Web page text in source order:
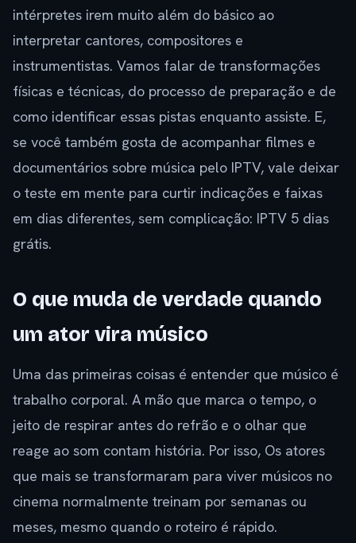
intérpretes irem muito além do básico ao
interpretar cantores, compositores e
instrumentistas. Vamos falar de transformações
físicas e técnicas, do processo de preparação e de
como identificar essas pistas enquanto assiste. E,
se você também gosta de acompanhar filmes e
documentários sobre música pelo IPTV, vale deixar
o teste em mente para curtir indicações e faixas
em dias diferentes, sem complicação: IPTV 5 dias
grátis.
O que muda de verdade quando
um ator vira músico
Uma das primeiras coisas é entender que músico é
trabalho corporal. A mão que marca o tempo, o
jeito de respirar antes do refrão e o olhar que
reage ao som contam história. Por isso, Os atores
que mais se transformaram para viver músicos no
cinema normalmente treinam por semanas ou
meses, mesmo quando o roteiro é rápido.